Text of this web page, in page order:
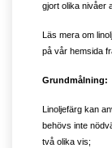
gjort olika nivåer
Läs mera om
på vår hemsida
Grundmålning:
Linoljefärg kan
behövs inte
två olika vis;